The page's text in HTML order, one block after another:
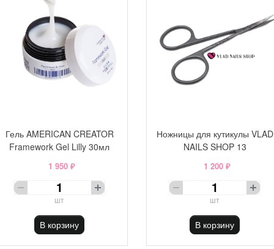
Гель AMERICAN CREATOR
Framework Gel Lilly 30мл
1 950 ₽
шт
В корзину
Ножницы для кутикулы VLAD
NAILS SHOP 13
1 200 ₽
шт
В корзину